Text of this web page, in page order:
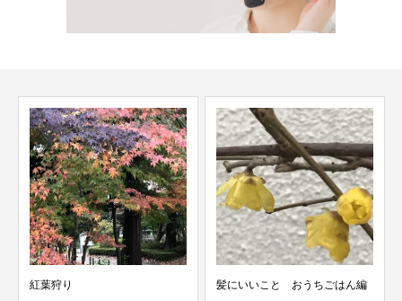
紅葉狩り 髪にいいこと おうちごはん編